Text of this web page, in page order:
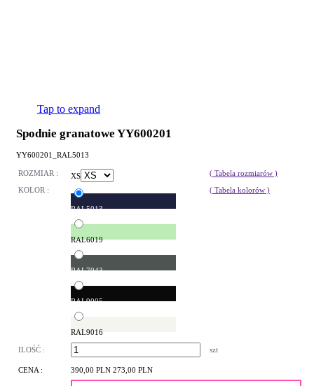
Tap to expand
Spodnie granatowe YY600201
YY600201_RAL5013
ROZMIAR : XS
( Tabela rozmiarów )
KOLOR :
RAL5013
RAL6019
RAL7043
RAL9005
RAL9016
( Tabela kolorów )
ILOŚĆ : szt
CENA : 390,00 PLN 273,00 PLN